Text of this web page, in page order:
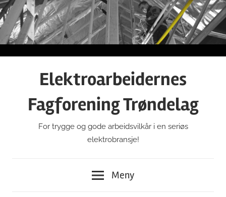
Gå
til
innhold
Elektroarbeidernes
Fagforening Trøndelag
For trygge og gode arbeidsvilkår i en seriøs
elektrobransje!
Meny